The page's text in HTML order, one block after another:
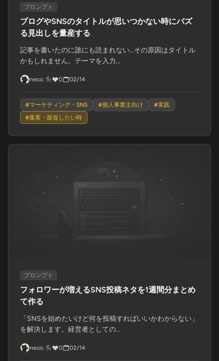
プロンプト
ブログやSNSのタイトルが思いつかない時にバズ
る見出しを量産する
記事を書いたのに誰にも読まれない…その原因はタイトル
かもしれません。テーマを入力...
neco.🐈‍⬛ 0 02/14
#マーケティング・SNS #個人事業主向け #実践
#集客・販促したい時
プロンプト
フォロワーが増えるSNS投稿ネタを1週間分まとめ
て作る
「SNSを始めたいけど何を投稿すればいいかわからない」
を解決します。経営者としての...
neco.🐈‍⬛ 0 02/14